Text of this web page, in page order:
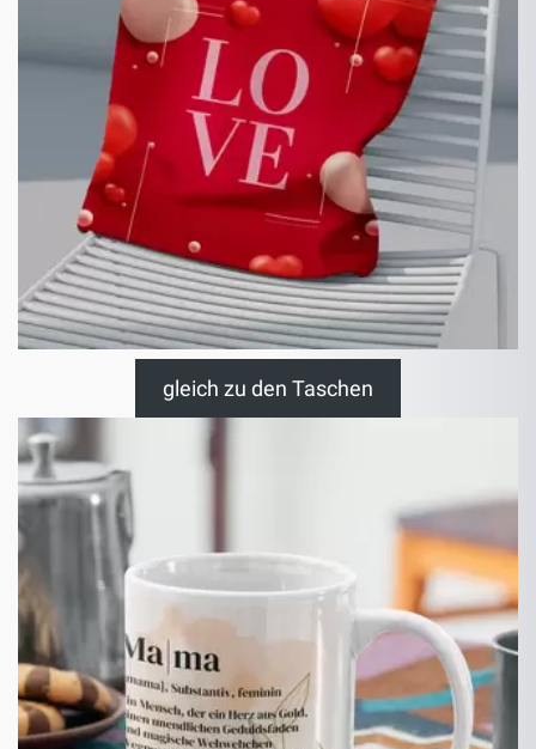
gleich zu den Taschen